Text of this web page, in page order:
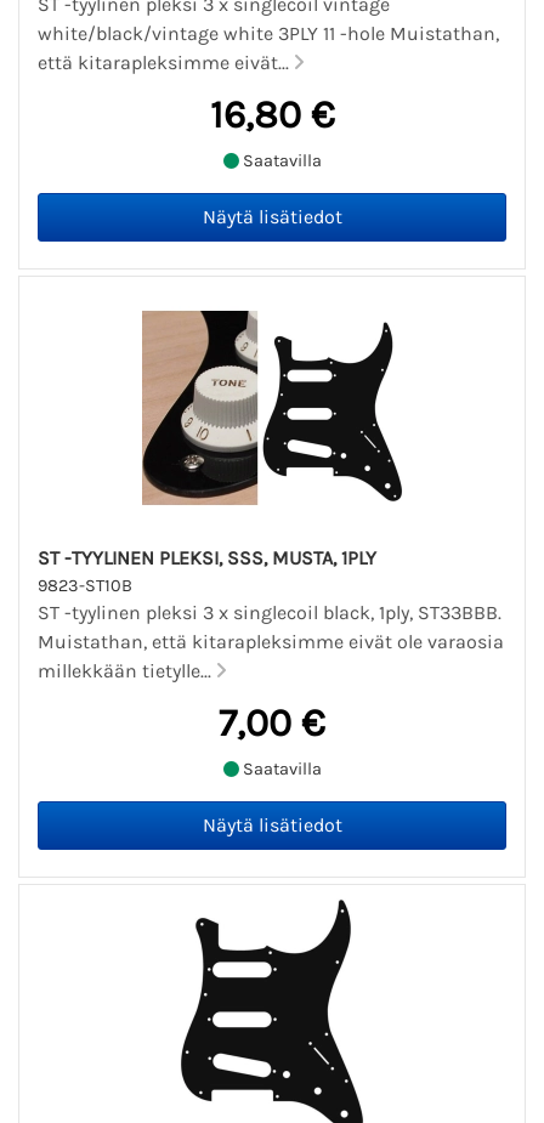
ST -tyylinen pleksi 3 x singlecoil vintage
white/black/vintage white 3PLY 11 -hole Muistathan,
että kitarapleksimme eivät...
16,80 €
Saatavilla
ST -TYYLINEN PLEKSI, SSS, MUSTA, 1PLY
9823-ST10B
ST -tyylinen pleksi 3 x singlecoil black, 1ply, ST33BBB.
Muistathan, että kitarapleksimme eivät ole varaosia
millekkään tietylle...
7,00 €
Saatavilla